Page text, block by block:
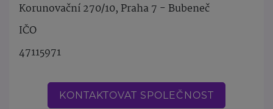
Korunovační 270/10, Praha 7 - Bubeneč
IČO
47115971
KONTAKTOVAT SPOLEČNOST